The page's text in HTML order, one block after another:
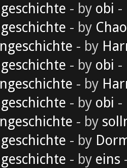
- by obi -
- by
- by
- by obi -
- by
- by obi -
- by
- by
- by eins